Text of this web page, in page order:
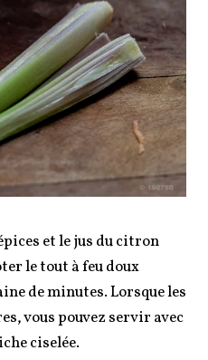
et le jus du citron
le tout à feu doux
de minutes. Lorsque les
vous pouvez servir avec
ciselée.